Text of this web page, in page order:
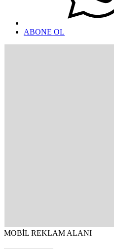
ABONE OL
MOBİL REKLAM ALANI